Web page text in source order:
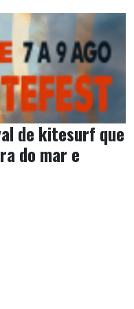
de kitesurf que
do mar e